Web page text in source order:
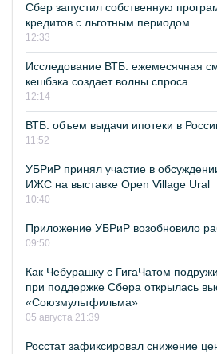
Сбер запустил собственную
кредитов с льготным периодом
12:33
Исследование ВТБ: ежемесячная
кешбэка создает волны спроса
12:14
ВТБ: объем выдачи ипотеки в
11:52
УБРиР принял участие в
ИЖС на выставке Open Village Ural
10:40
Приложение УБРиР возобновило
09:50
Как Чебурашку с ГигаЧатом
при поддержке Сбера открылась
«Союзмультфильма»
05 августа 21:39
Росстат зафиксировал снижение